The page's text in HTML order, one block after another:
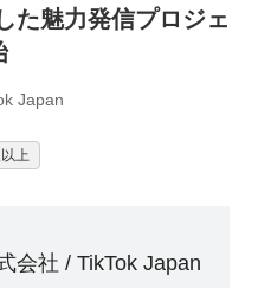
た魅力発信プロジェ
Japan
上
会社 / TikTok Japan